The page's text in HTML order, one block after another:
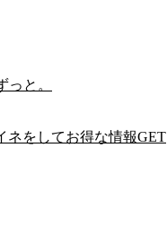
と。
をしてお得な情報GET